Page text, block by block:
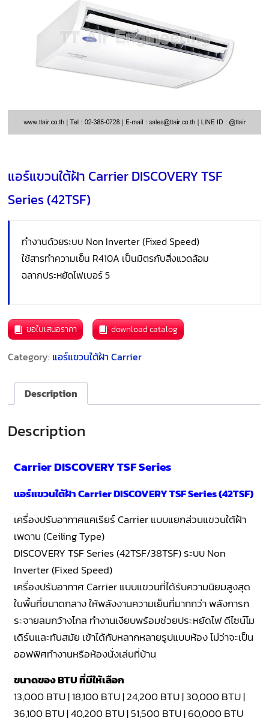
แอร์แขวนใต้ฝ้า Carrier DISCOVERY TSF
Series (42TSF)
ทำงานด้วยระบบ Non Inverter (Fixed Speed)
ใช้สารทำความเย็น R410A เป็นมิตรกับสิ่งแวดล้อม
ฉลากประหยัดไฟเบอร์ 5
ขอใบเสนอราคา download catalog
Category: แอร์แขวนใต้ฝ้า Carrier
Description
Description
Carrier DISCOVERY TSF Series
แอร์แขวนใต้ฝ้า Carrier DISCOVERY TSF Series (42TSF)
เครื่องปรับอากาศแคเรียร์ Carrier แบบแยกส่วนแขวนใต้ฝ้า
เพดาน (Ceiling Type)
DISCOVERY TSF Series (42TSF/38TSF) ระบบ Non
Inverter (Fixed Speed)
เครื่องปรับอากาศ Carrier แบบแขวนที่ได้รับความนิยมสูงสุด
ในพื้นที่ขนาดกลาง ให้พลังงานความเย็นที่มากกว่า พลังการก
ระจายลมกว้างไกล ทำงานเงียบพร้อมช่วยประหยัดไฟ ดีไซน์โม
เดิร์นและทันสมัย เข้าได้กับหลากหลายรูปแบบห้อง ไม่ว่าจะเป็น
ออฟฟิศทำงานหรือห้องนั่งเล่นที่บ้าน
ขนาดของ BTU ที่มีให้เลือก
13,000 BTU | 18,100 BTU | 24,200 BTU | 30,000 BTU |
36,100 BTU | 40,200 BTU | 51,500 BTU | 60,000 BTU